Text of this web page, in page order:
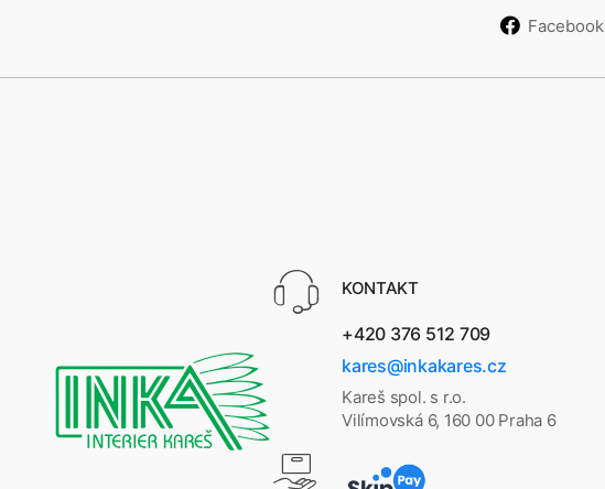
Facebook
KONTAKT
+420 376 512 709
kares@inkakares.cz
Kareš spol. s r.o.
Vilímovská 6, 160 00 Praha 6